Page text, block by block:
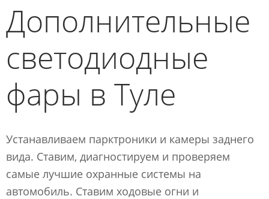
Дополнительные
светодиодные
фары в Туле
Устанавливаем парктроники и камеры заднего
вида. Ставим, диагностируем и проверяем
самые лучшие охранные системы на
автомобиль. Ставим ходовые огни и